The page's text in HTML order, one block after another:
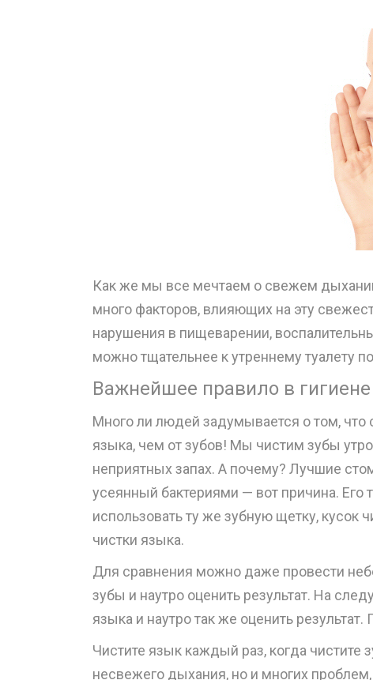
Как же мы все мечтаем о свежем
много факторов, влияющих на эту
нарушения в пищеварении,
можно тщательнее к утреннему туалету
Важнейшее правило в
Много ли людей задумывается о том,
языка, чем от зубов! Мы чистим зубы
неприятных запах. А почему? Лучшие
усеянный бактериями — вот причина.
использовать ту же зубную щетку, кусок
чистки языка.
Для сравнения можно даже провести
зубы и наутро оценить результат. На
языка и наутро так же оценить
Чистите язык каждый раз, когда чистите
несвежего дыхания, но и многих